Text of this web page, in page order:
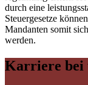
durch eine
Steuergesetze
Mandanten somit
werden.
Karriere bei